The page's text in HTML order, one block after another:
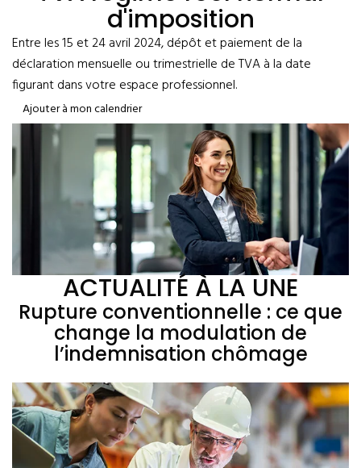
d'imposition
Entre les 15 et 24 avril 2024, dépôt et paiement de la
déclaration mensuelle ou trimestrielle de TVA à la date
figurant dans votre espace professionnel.
Ajouter à mon calendrier
ACTUALITÉ À LA UNE
Rupture conventionnelle : ce que
change la modulation de
l’indemnisation chômage